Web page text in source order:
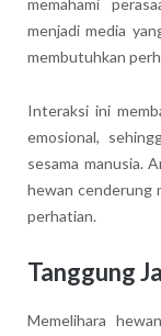
menjadi media
membutuhkan
Interaksi ini
emosional,
sesama manusia.
hewan cenderung
perhatian.
Tanggung
Memelihara